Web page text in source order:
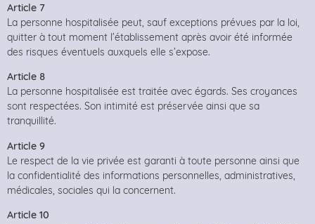
Article 7
La personne hospitalisée peut, sauf exceptions prévues par la loi,
quitter à tout moment l’établissement après avoir été informée
des risques éventuels auxquels elle s’expose.
Article 8
La personne hospitalisée est traitée avec égards. Ses croyances
sont respectées. Son intimité est préservée ainsi que sa
tranquillité.
Article 9
Le respect de la vie privée est garanti à toute personne ainsi que
la confidentialité des informations personnelles, administratives,
médicales, sociales qui la concernent.
Article 10